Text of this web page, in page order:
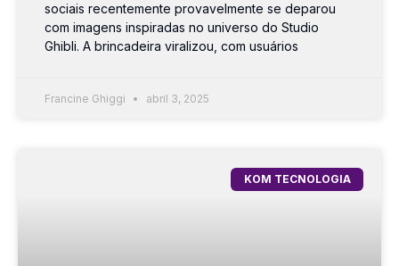
sociais recentemente provavelmente se deparou
com imagens inspiradas no universo do Studio
Ghibli. A brincadeira viralizou, com usuários
Francine Ghiggi abril 3, 2025
KOM TECNOLOGIA